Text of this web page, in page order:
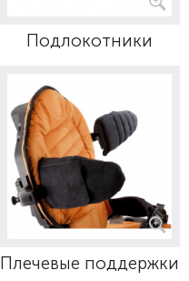
Подлокотники
Плечевые поддержки